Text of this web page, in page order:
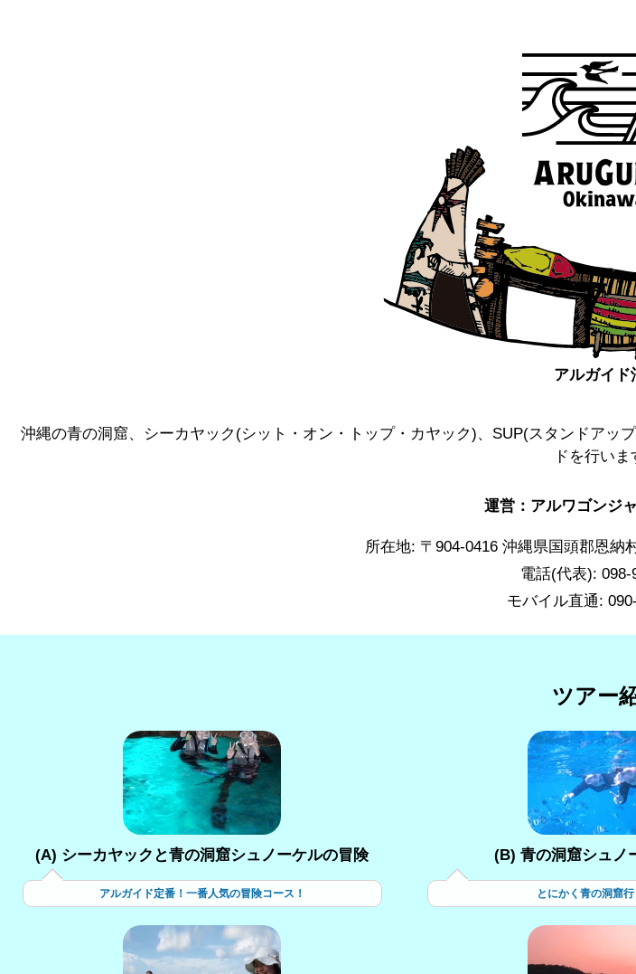
アルガイド
沖縄の青の洞窟、シーカヤック(シット・オン・トップ・カヤック)、SUP(スタンドア
ドを行いま
運営：アルワゴンジ
所在地: 〒904-0416 沖縄県国頭郡恩納
電話(代表): 098-
モバイル直通:
ツアー
(A) シーカヤックと青の洞窟シュノーケルの冒険
アルガイド定番！一番人気の冒険コース！
(B) 青の洞窟シュノ
とにかく青の洞窟行